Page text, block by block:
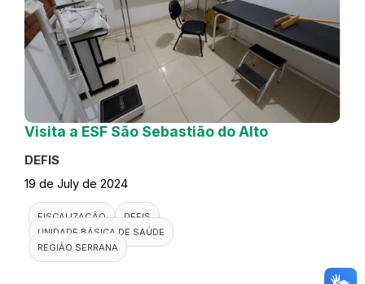
Visita a ESF São Sebastião do Alto
DEFIS
19 de July de 2024
FISCALIZAÇÃO
DEFIS
UNIDADE BÁSICA DE SAÚDE
REGIÃO SERRANA